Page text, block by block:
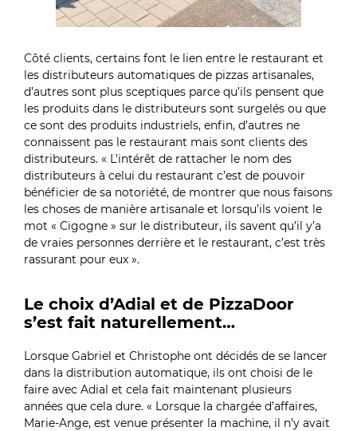
Côté clients, certains font le lien entre le restaurant et
les distributeurs automatiques de pizzas artisanales,
d’autres sont plus sceptiques parce qu’ils pensent que
les produits dans le distributeurs sont surgelés ou que
ce sont des produits industriels, enfin, d’autres ne
connaissent pas le restaurant mais sont clients des
distributeurs. « L’intérêt de rattacher le nom des
distributeurs à celui du restaurant c’est de pouvoir
bénéficier de sa notoriété, de montrer que nous faisons
les choses de manière artisanale et lorsqu’ils voient le
mot « Cigogne » sur le distributeur, ils savent qu’il y’a
de vraies personnes derrière et le restaurant, c’est très
rassurant pour eux ».
Le choix d’Adial et de PizzaDoor
s’est fait naturellement…
Lorsque Gabriel et Christophe ont décidés de se lancer
dans la distribution automatique, ils ont choisi de le
faire avec Adial et cela fait maintenant plusieurs
années que cela dure. « Lorsque la chargée d’affaires,
Marie-Ange, est venue présenter la machine, il n’y avait